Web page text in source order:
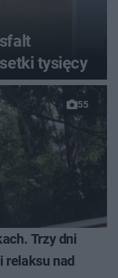
tysięcy
55
Trzy dni
relaksu nad